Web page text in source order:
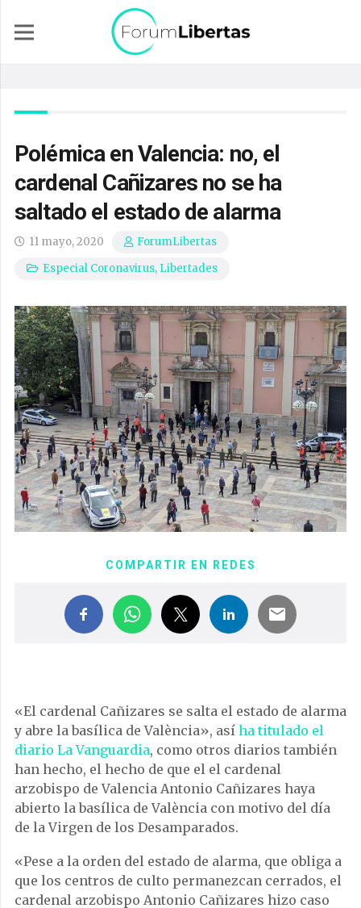
Polémica en Valencia: no, el
cardenal Cañizares no se ha
saltado el estado de alarma
11 mayo, 2020
ForumLibertas
Especial Coronavirus, Libertades
COMPARTIR EN REDES
«El cardenal Cañizares se salta el estado de alarma
y abre la basílica de València», así ha titulado el
diario La Vanguardia, como otros diarios también
han hecho, el hecho de que el el cardenal
arzobispo de Valencia Antonio Cañizares haya
abierto la basílica de València con motivo del día
de la Virgen de los Desamparados.
«Pese a la orden del estado de alarma, que obliga a
que los centros de culto permanezcan cerrados, el
cardenal arzobispo Antonio Cañizares hizo caso